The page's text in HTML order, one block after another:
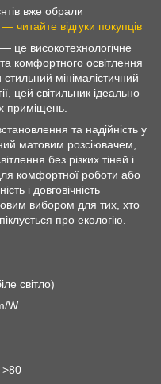
вже обрали
читайте відгуки покупців
це високотехнологічне
комфортного освітлення
мінімалістичний
цей світильник ідеально
приміщень.
та надійність у
матовим розсіювачем,
без різких тіней і
комфортної роботи або
і довговічність
вибором для тих, хто
про екологію.
світло)
W
>80